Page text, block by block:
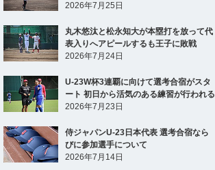
2026年7月25日
丸木悠汰と松永知大が本塁打を放って代
表入りへアピールするも王子に敗戦
2026年7月24日
U-23W杯3連覇に向けて選考合宿がスタ
ート 初日から活気のある練習が行われる
2026年7月23日
侍ジャパンU-23日本代表 選考合宿なら
びに参加選手について
2026年7月14日